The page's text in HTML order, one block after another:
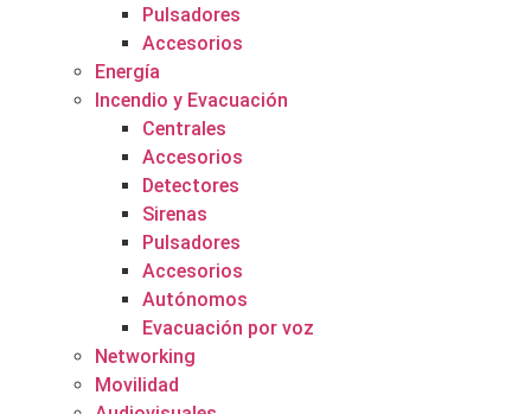
Pulsadores
Accesorios
Energía
Incendio y Evacuación
Centrales
Accesorios
Detectores
Sirenas
Pulsadores
Accesorios
Autónomos
Evacuación por voz
Networking
Movilidad